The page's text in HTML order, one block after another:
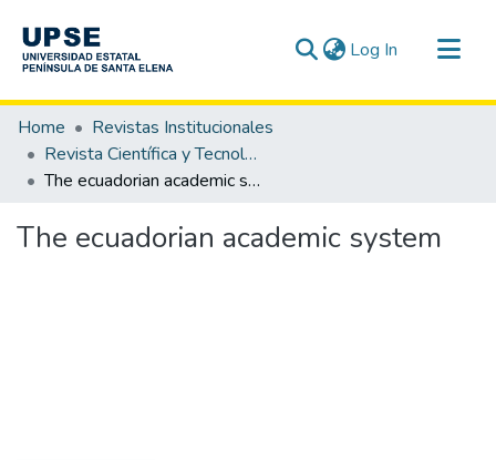
Log In (current)
Communities & Collections
All of DSpace
Statistics
Home
Revistas Institucionales
Revista Científica y Tecnológica UPSE - CTU / OAI-PMH
The ecuadorian academic system
The ecuadorian academic system